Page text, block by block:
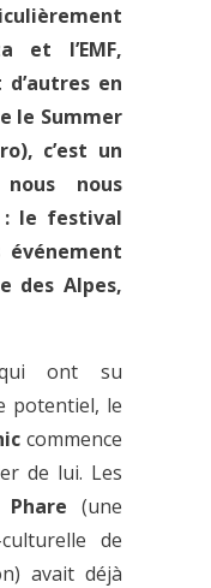
et l’EMF,
en
le Summer
), c’est un
nous
: le festival
des Alpes,
ont su
potentiel, le
commence
de lui. Les
Phare (une
de
avait déjà